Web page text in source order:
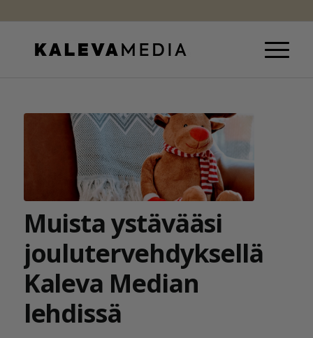
Muista ystävääsi
joulutervehdyksellä
Kaleva Median
lehdissä